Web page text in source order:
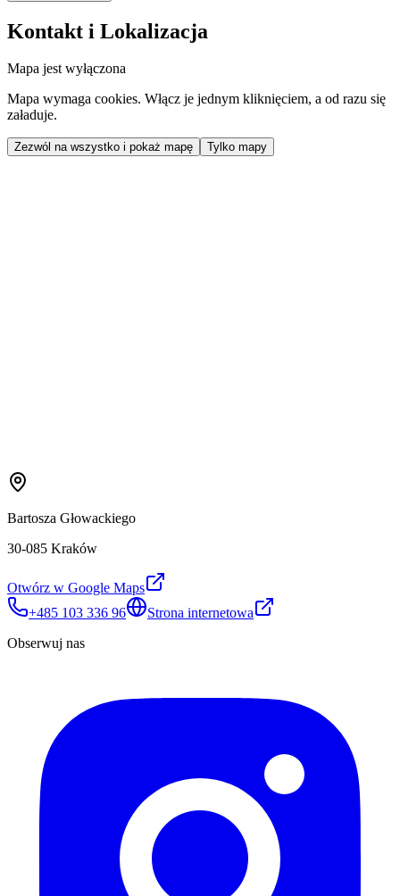
Kontakt i Lokalizacja
Mapa jest wyłączona
Mapa wymaga cookies. Włącz je jednym kliknięciem, a od razu się
załaduje.
Zezwól na wszystko i pokaż mapę Tylko mapy
Bartosza Głowackiego
30-085 Kraków
Otwórz w Google Maps
+485 103 336 96
Strona internetowa
Obserwuj nas